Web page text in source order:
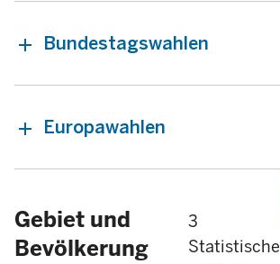
Bundestagswahlen
Europawahlen
Gebiet und
Bevölkerung
3
Statistische